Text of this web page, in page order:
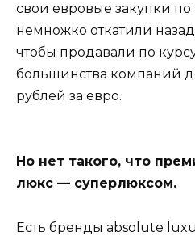
свои евровые закупки по
немножко откатили
чтобы продавали по
большинства компаний
рублей за евро.
Но нет такого, что
люкс — суперлюксом.
Есть бренды absolute